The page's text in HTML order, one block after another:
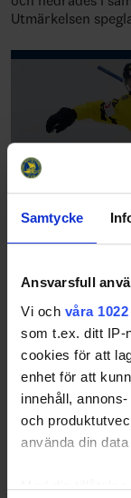
Samtycke
Ansvarsfull
Vi och våra
som t.ex. ditt IP-
cookies för att
enhet för att
innehåll,
och
använda din
Med din
Utmärkelsen
Lucas
kommer ett